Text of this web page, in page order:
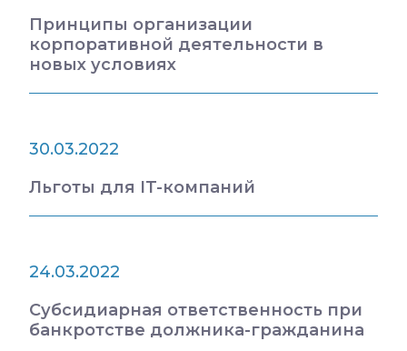
Принципы организации
корпоративной деятельности в
новых условиях
30.03.2022
Льготы для IT-компаний
24.03.2022
Субсидиарная ответственность при
банкротстве должника-гражданина